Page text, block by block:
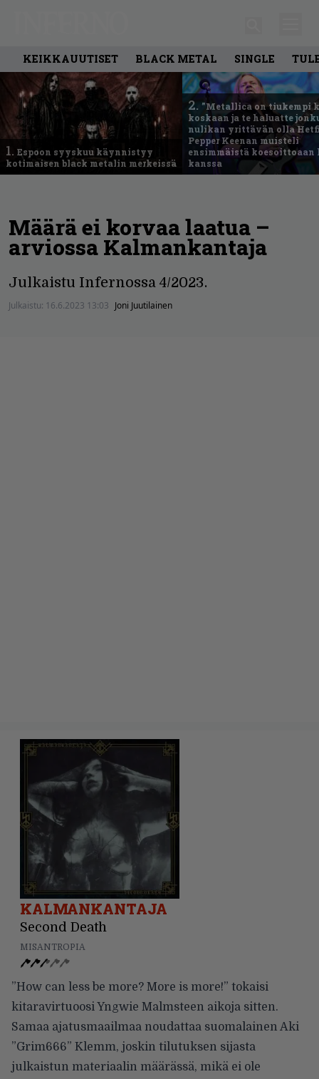
KEIKKAUUTISET BLACK METAL SINGLE
1. Espoon syyskuu käynnistyy
kotimaisen black metalin merkeissä
2. ”Metallica on tiukempi
koskaan ja te haluatte
nulikan yrittävän olla
Pepper Keenan muisteli
ensimmäistä
kanssa
Määrä ei korvaa laatua –
arviossa Kalmankantaja
Julkaistu Infernossa 4/2023.
Julkaistu: 16.6.2023 13:03 Joni Juutilainen
KALMANKANTAJA
Second Death
MISANTROPIA
”How can less be more? More is more!” tokaisi
kitaravirtuoosi Yngwie Malmsteen aikoja sitten.
Samaa ajatusmaailmaa noudattaa suomalainen Aki
”Grim666” Klemm, joskin tilutuksen sijasta
julkaistun materiaalin määrässä, mikä ei ole